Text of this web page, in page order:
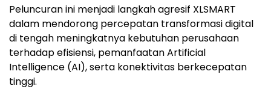
Peluncuran ini menjadi langkah agresif XLSMART
dalam mendorong percepatan transformasi digital
di tengah meningkatnya kebutuhan perusahaan
terhadap efisiensi, pemanfaatan Artificial
Intelligence (AI), serta konektivitas berkecepatan
tinggi.